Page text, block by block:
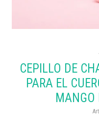
CEPILLO DE
PARA EL
MANGO